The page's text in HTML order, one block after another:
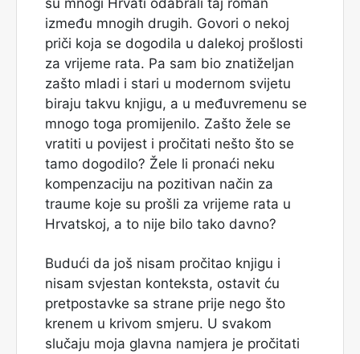
između mnogih drugih. Govori o nekoj
priči koja se dogodila u dalekoj prošlosti
za vrijeme rata. Pa sam bio znatiželjan
zašto mladi i stari u modernom svijetu
biraju takvu knjigu, a u međuvremenu se
mnogo toga promijenilo. Zašto žele se
vratiti u povijest i pročitati nešto što se
tamo dogodilo? Žele li pronaći neku
kompenzaciju na pozitivan način za
traume koje su prošli za vrijeme rata u
Hrvatskoj, a to nije bilo tako davno?
Budući da još nisam pročitao knjigu i
nisam svjestan konteksta, ostavit ću
pretpostavke sa strane prije nego što
krenem u krivom smjeru. U svakom
slučaju moja glavna namjera je pročitati